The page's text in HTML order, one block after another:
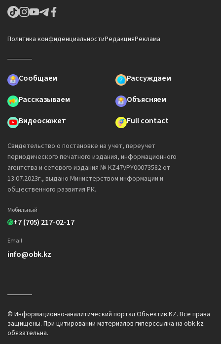
Политика конфиденциальностиРедакцияРеклама
Сообщаем
Рассуждаем
Рассказываем
Объясняем
Видеосюжет
Full contact
Свидетельство о постановке на учет, переучет
периодического печатного издания, информационного
агентства и сетевого издания № KZ47VPY00073582 от
13.07.2023г., выдано Министерством информации и
общественного развития РК.
Мобильный
+7 (705) 217-02-17
Email
info@obk.kz
© Информационно-аналитический портал Объектив.KZ. Все права
защищены. При цитировании материалов гиперссылка на obk.kz
обязательна.